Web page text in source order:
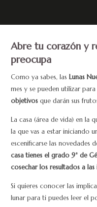
Abre tu corazón y
preocupa
Como ya sabes, lasLunas
mes y se pueden utilizar
objetivos que darán sus
La casa (área de vida) en la
la que vas a estar iniciando
escenificarse las novedades
casa tienes el grado 9° de
cosechar los resultados a las
Si quieres conocer las
lunar para ti puedes leer el